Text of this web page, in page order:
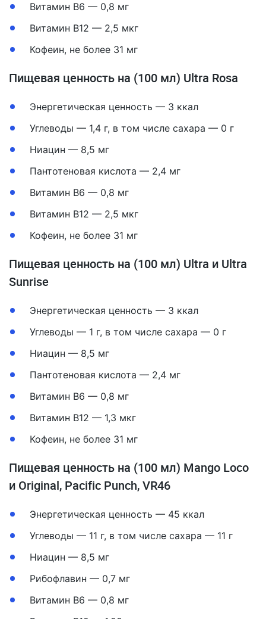
Витамин B6 — 0,8 мг
Витамин B12 — 2,5 мкг
Кофеин, не более 31 мг
Пищевая ценность на (100 мл) Ultra Rosa
Энергетическая ценность — 3 ккал
Углеводы — 1,4 г, в том числе сахара — 0 г
Ниацин — 8,5 мг
Пантотеновая кислота — 2,4 мг
Витамин B6 — 0,8 мг
Витамин B12 — 2,5 мкг
Кофеин, не более 31 мг
Пищевая ценность на (100 мл) Ultra и Ultra
Sunrise
Энергетическая ценность — 3 ккал
Углеводы — 1 г, в том числе сахара — 0 г
Ниацин — 8,5 мг
Пантотеновая кислота — 2,4 мг
Витамин B6 — 0,8 мг
Витамин B12 — 1,3 мкг
Кофеин, не более 31 мг
Пищевая ценность на (100 мл) Mango Loco
и Original, Pacific Punch, VR46
Энергетическая ценность — 45 ккал
Углеводы — 11 г, в том числе сахара — 11 г
Ниацин — 8,5 мг
Рибофлавин — 0,7 мг
Витамин B6 — 0,8 мг